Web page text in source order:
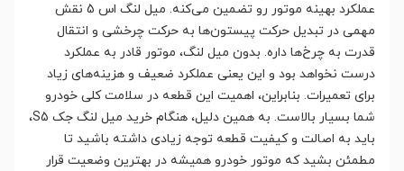
عملکرد بهینه موتور رو تضمین می‌کنه. میل لنگ اس 5 نقش
مهمی در تبدیل حرکت پیستون‌ها به حرکت چرخشی و انتقال
قدرت به چرخ‌ها داره. بدون میل لنگ، موتور قادر به عملکرد
درست نخواهد بود و این یعنی عملکرد ضعیف و هزینه‌های زیاد
برای تعمیرات. بنابراین، اهمیت این قطعه در سلامت کلی خودرو
شما بسیار بالاست. به همین دلیل، هنگام خرید میل لنگ جک S5،
باید به اصالت و کیفیت قطعه توجه زیادی داشته باشید تا
مطمئن بشید که موتور خودرو همیشه در بهترین وضعیت قرار